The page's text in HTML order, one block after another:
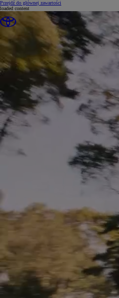
Przejdź do głównej zawartości
loaded content